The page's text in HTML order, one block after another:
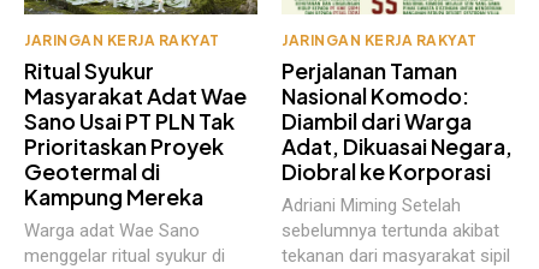
JARINGAN KERJA RAKYAT
Ritual Syukur
Masyarakat Adat Wae
Sano Usai PT PLN Tak
Prioritaskan Proyek
Geotermal di
Kampung Mereka
Warga adat Wae Sano
menggelar ritual syukur di
JARINGAN KERJA RAKYAT
Perjalanan Taman
Nasional Komodo:
Diambil dari Warga
Adat, Dikuasai Negara,
Diobral ke Korporasi
Adriani Miming Setelah
sebelumnya tertunda akibat
tekanan dari masyarakat sipil